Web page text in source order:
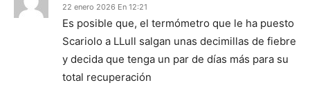
22 enero 2026 En 12:21
Es posible que, el termómetro que le ha puesto
Scariolo a LLull salgan unas decimillas de fiebre
y decida que tenga un par de días más para su
total recuperación